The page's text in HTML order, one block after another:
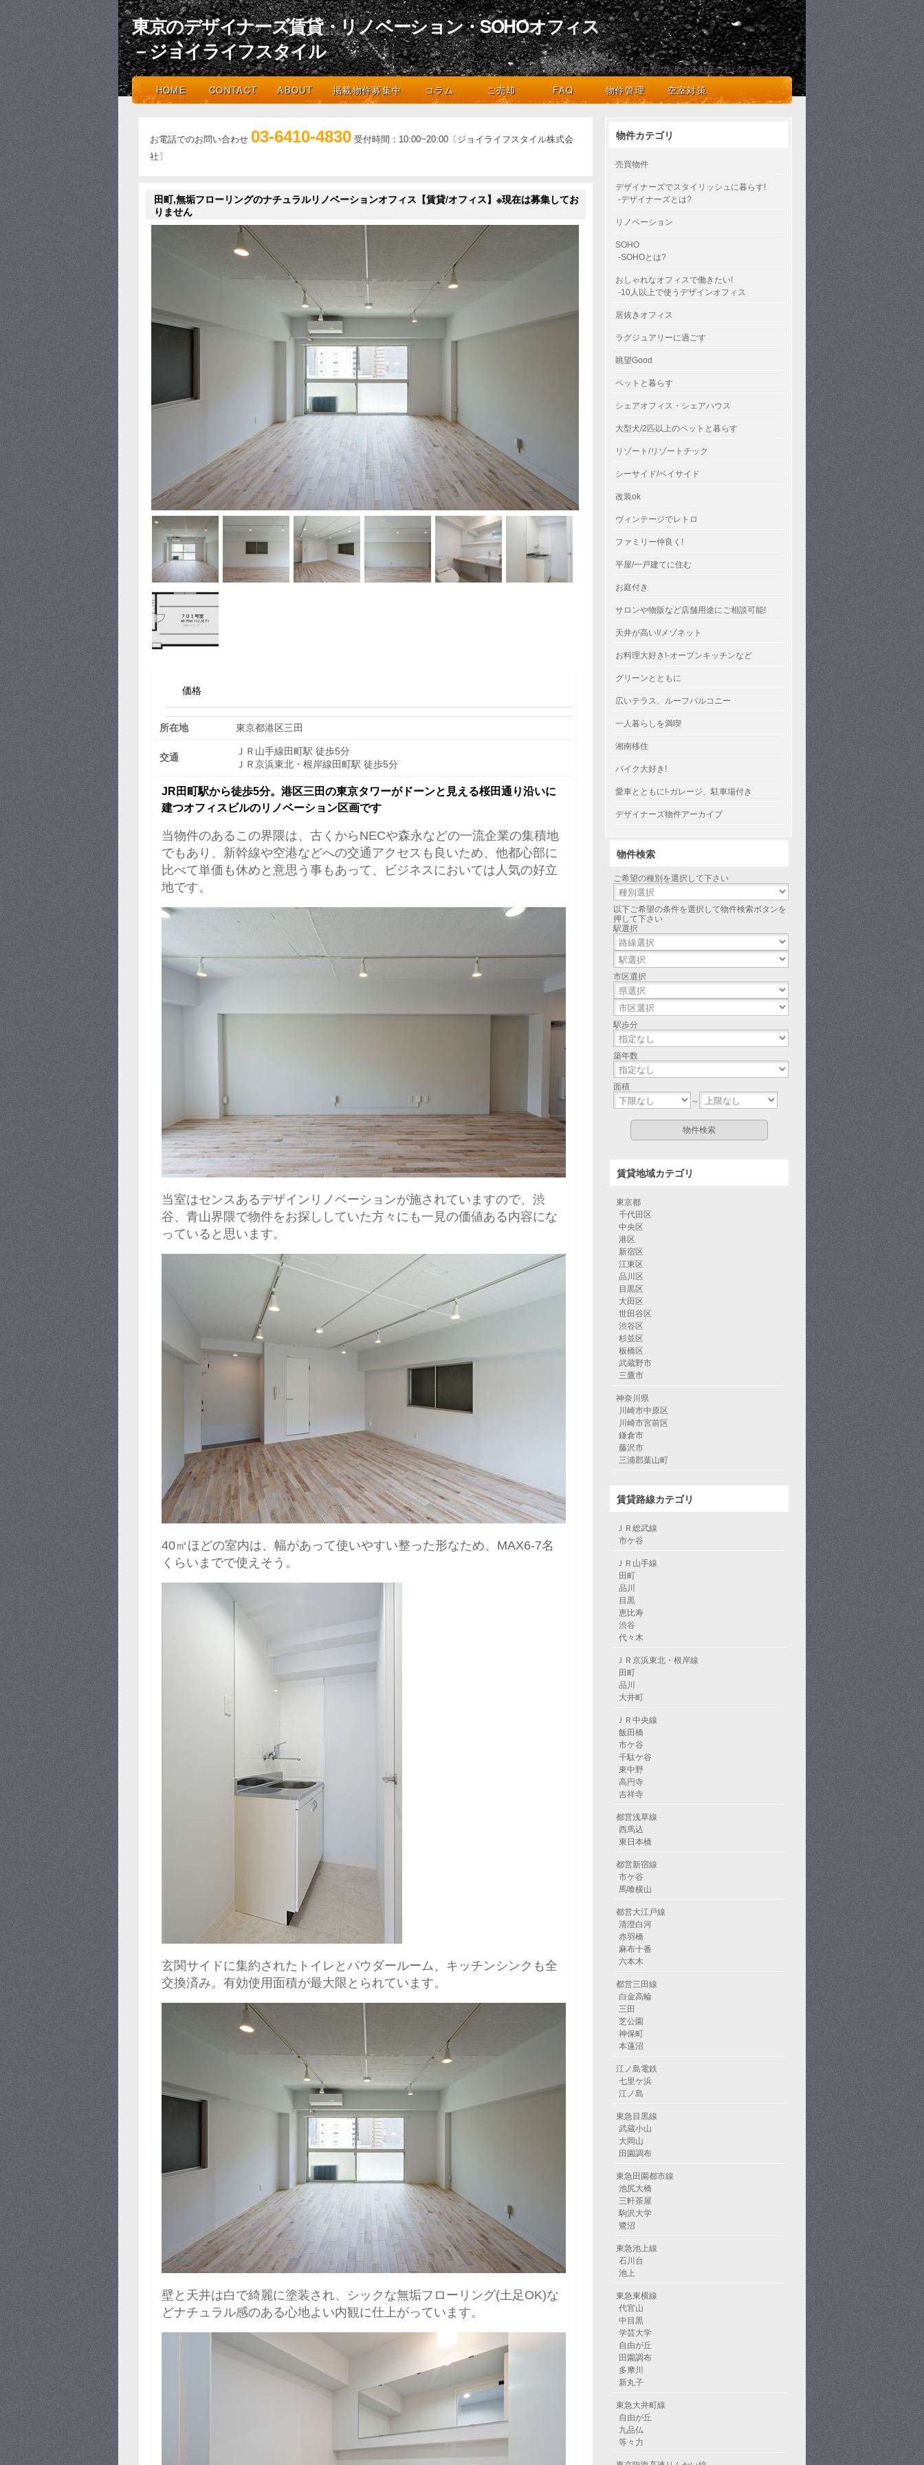
東京のデザイナーズ賃貸・リノベーション・SOHOオフィス
－ジョイライフスタイル
デザインとライフスタイルを楽しむ人のための不動産のセレクトショップ
HOME CONTACT ABOUT 掲載物件募集中 コラム ご売却 FAQ 物件管理 空室対策
お電話でのお問い合わせ 03-6410-4830 受付時間：10:00~20:00〔ジョイライフスタイル株式会
社〕
田町,無垢フローリングのナチュラルリノベーションオフィス【賃貸/オフィス】※現在は募集してお
りません
価格
所在地 東京都港区三田
交通
ＪＲ山手線田町駅 徒歩5分
ＪＲ京浜東北・根岸線田町駅 徒歩5分
JR田町駅から徒歩5分。港区三田の東京タワーがドーンと見える桜田通り沿いに
建つオフィスビルのリノベーション区画です
当物件のあるこの界隈は、古くからNECや森永などの一流企業の集積地
でもあり、新幹線や空港などへの交通アクセスも良いため、他都心部に
比べて単価も休めと意思う事もあって、ビジネスにおいては人気の好立
地です。
当室はセンスあるデザインリノベーションが施されていますので、渋
谷、青山界隈で物件をお探ししていた方々にも一見の価値ある内容にな
っていると思います。
40㎡ほどの室内は、幅があって使いやすい整った形なため、MAX6-7名
くらいまでで使えそう。
玄関サイドに集約されたトイレとパウダールーム、キッチンシンクも全
交換済み。有効使用面積が最大限とられています。
壁と天井は白で綺麗に塗装され、シックな無垢フローリング(土足OK)な
どナチュラル感のある心地よい内観に仕上がっています。
物件カテゴリ
売買物件
デザイナーズでスタイリッシュに暮らす!
-デザイナーズとは?
リノベーション
SOHO
-SOHOとは?
おしゃれなオフィスで働きたい!
-10人以上で使うデザインオフィス
居抜きオフィス
ラグジュアリーに過ごす
眺望Good
ペットと暮らす
シェアオフィス・シェアハウス
大型犬/2匹以上のペットと暮らす
リゾート/リゾートチック
シーサイド/ベイサイド
改装ok
ヴィンテージでレトロ
ファミリー仲良く!
平屋/一戸建てに住む
お庭付き
サロンや物販など店舗用途にご相談可能!
天井が高い!/メゾネット
お料理大好き!-オープンキッチンなど
グリーンとともに
広いテラス、ルーフバルコニー
一人暮らしを満喫
湘南移住
バイク大好き!
愛車とともに!-ガレージ、駐車場付き
デザイナーズ物件アーカイブ
物件検索
ご希望の種別を選択して下さい
以下ご希望の条件を選択して物件検索ボタンを
押して下さい
駅選択
市区選択
駅歩分
築年数
面積
～
賃貸地域カテゴリ
東京都
千代田区
中央区
港区
新宿区
江東区
品川区
目黒区
大田区
世田谷区
渋谷区
杉並区
板橋区
武蔵野市
三鷹市
神奈川県
川崎市中原区
川崎市宮前区
鎌倉市
藤沢市
三浦郡葉山町
賃貸路線カテゴリ
ＪＲ総武線
市ケ谷
ＪＲ山手線
田町
品川
目黒
恵比寿
渋谷
代々木
ＪＲ京浜東北・根岸線
田町
品川
大井町
ＪＲ中央線
飯田橋
市ケ谷
千駄ケ谷
東中野
高円寺
吉祥寺
都営浅草線
西馬込
東日本橋
都営新宿線
市ケ谷
馬喰横山
都営大江戸線
清澄白河
赤羽橋
麻布十番
六本木
都営三田線
白金高輪
三田
芝公園
神保町
本蓮沼
江ノ島電鉄
七里ケ浜
江ノ島
東急目黒線
武蔵小山
大岡山
田園調布
東急田園都市線
池尻大橋
三軒茶屋
駒沢大学
鷺沼
東急池上線
石川台
池上
東急東横線
代官山
中目黒
学芸大学
自由が丘
田園調布
多摩川
新丸子
東急大井町線
自由が丘
九品仏
等々力